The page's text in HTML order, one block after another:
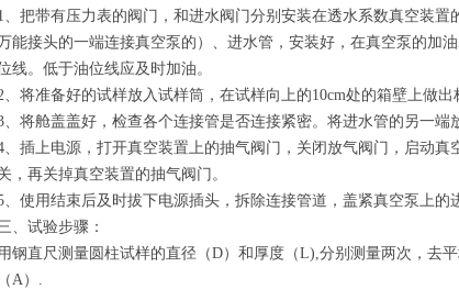
、 把带有压力表的阀门，和进水阀门分别安装在透水系数真空装置
能接头的一端连接真空泵的）、进水管，安装好，在真空泵的加
线。低于油位线应及时加油。
、将准备好的试样放入试样筒，在试样向上的10cm处的箱壁上做出
、将舱盖盖好，检查各个连接管是否连接紧密。将进水管的另一端
、插上电源，打开真空装置上的抽气阀门，关闭放气阀门，启动
，再关掉真空装置的抽气阀门。
、使用结束后及时拔下电源插头，拆除连接管道，盖紧真空泵上的
、 试验步骤：
钢直尺测量圆柱试样的直径（D）和厚度（L),分别测量两次，去
（A）.